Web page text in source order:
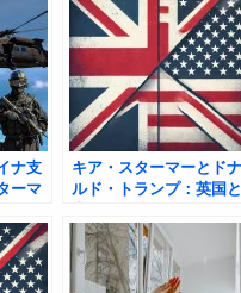
ナ支
ーマ
キア・スターマーとドナ
ルド・トランプ：英国と